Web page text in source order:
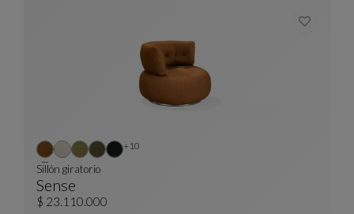
Sense
Sillón Giratorio
Ver Descripción Completa
Sillón giratorio
$ 23.110.000
+10Otros colores : 10 colores disponibles